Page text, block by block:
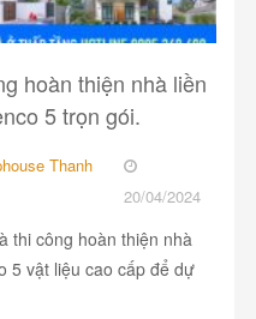
hoàn thiện nhà liền
5 trọn gói.
Thanh
20/04/2024
thi công hoàn thiện nhà
5 vật liệu cao cấp để dự